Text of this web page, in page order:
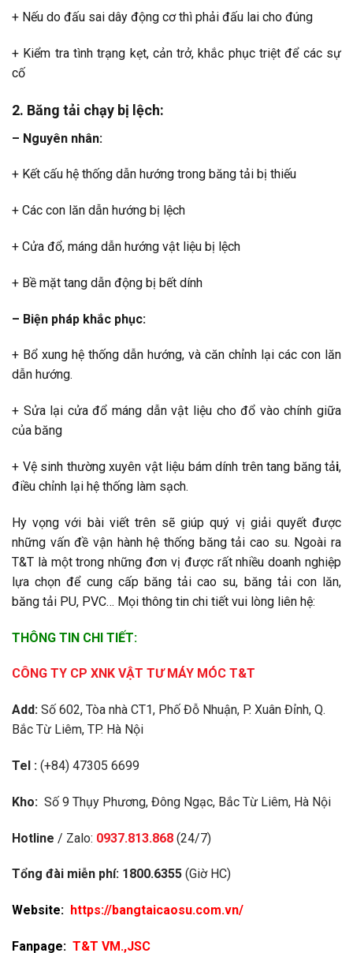
+ Nếu do đấu sai dây động cơ thì phải đấu lai cho đúng
+ Kiểm tra tình trạng kẹt, cản trở, khắc phục triệt để các sự
cố
2. Băng tải chạy bị lệch:
– Nguyên nhân:
+ Kết cấu hệ thống dẫn hướng trong băng tải bị thiếu
+ Các con lăn dẫn hướng bị lệch
+ Cửa đổ, máng dẫn hướng vật liệu bị lệch
+ Bề mặt tang dẫn động bị bết dính
– Biện pháp khắc phục:
+ Bổ xung hệ thống dẫn hướng, và căn chỉnh lại các con lăn
dẫn hướng.
+ Sửa lại cửa đổ máng dẫn vật liệu cho đổ vào chính giữa
của băng
+ Vệ sinh thường xuyên vật liệu bám dính trên tang băng tải,
điều chỉnh lại hệ thống làm sạch.
Hy vọng với bài viết trên sẽ giúp quý vị giải quyết được
những vấn đề vận hành hệ thống băng tải cao su. Ngoài ra
T&T là một trong những đơn vị được rất nhiều doanh nghiệp
lựa chọn để cung cấp băng tải cao su, băng tải con lăn,
băng tải PU, PVC… Mọi thông tin chi tiết vui lòng liên hệ:
THÔNG TIN CHI TIẾT:
CÔNG TY CP XNK VẬT TƯ MÁY MÓC T&T
Add: Số 602, Tòa nhà CT1, Phố Đỗ Nhuận, P. Xuân Đỉnh, Q.
Bắc Từ Liêm, TP. Hà Nội
Tel : (+84) 47305 6699
Kho: Số 9 Thụy Phương, Đông Ngạc, Bắc Từ Liêm, Hà Nội
Hotline / Zalo: 0937.813.868 (24/7)
Tổng đài miễn phí: 1800.6355 (Giờ HC)
Website: https://bangtaicaosu.com.vn/
Fanpage: T&T VM.,JSC